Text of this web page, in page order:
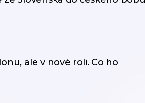
ale v nové roli. Co ho